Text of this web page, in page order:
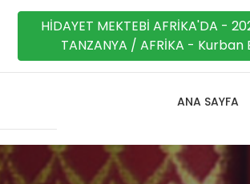
HİDAYET MEKTEBİ AFRİKA'DA -
TANZANYA / AFRİKA - Kurban
ANA SAYFA